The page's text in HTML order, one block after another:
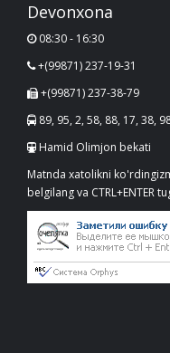
Devonxona
08:30 - 16:30
+(99871) 237-19-31
+(99871) 237-38-79
89, 95, 2, 58, 88, 17, 38,
Hamid Olimjon bekati
Matnda xatolikni
belgilang va CTRL+ENTER